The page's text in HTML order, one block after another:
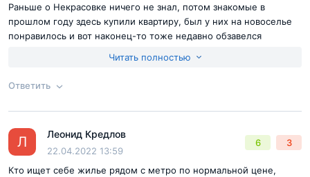
Согласен справилами публикациина сайте
Отправить комментарий
Раньше о Некрасовке ничего не знал, потом знакомые в
прошлом году здесь купили квартиру, был у них на новоселье
понравилось и вот наконец-то тоже недавно обзавелся
от застройщика дск-1 по более выгодной цене. Я же покупал
Читать полностью
Ответить
Ответ на отзыв
Л Леонид Кредлов
22.04.2022 13:59
6 3
Кто ищет себе жилье рядом с метро по нормальной цене,